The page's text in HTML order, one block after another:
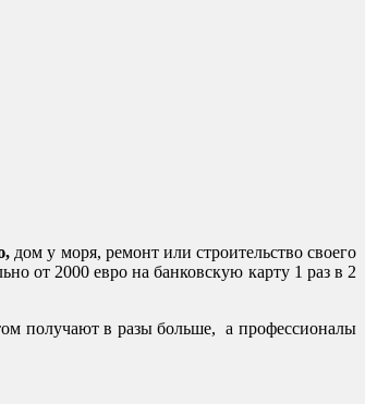
дом у моря, ремонт или строительство своего
от 2000 евро на банковскую карту 1 раз в 2
получают в разы больше, а профессионалы